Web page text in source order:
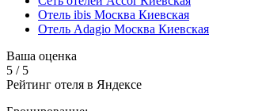
Отель ibis Москва Киевская
Отель Adagio Москва Киевская
Ваша оценка
5 / 5
Рейтинг отеля в Яндексе